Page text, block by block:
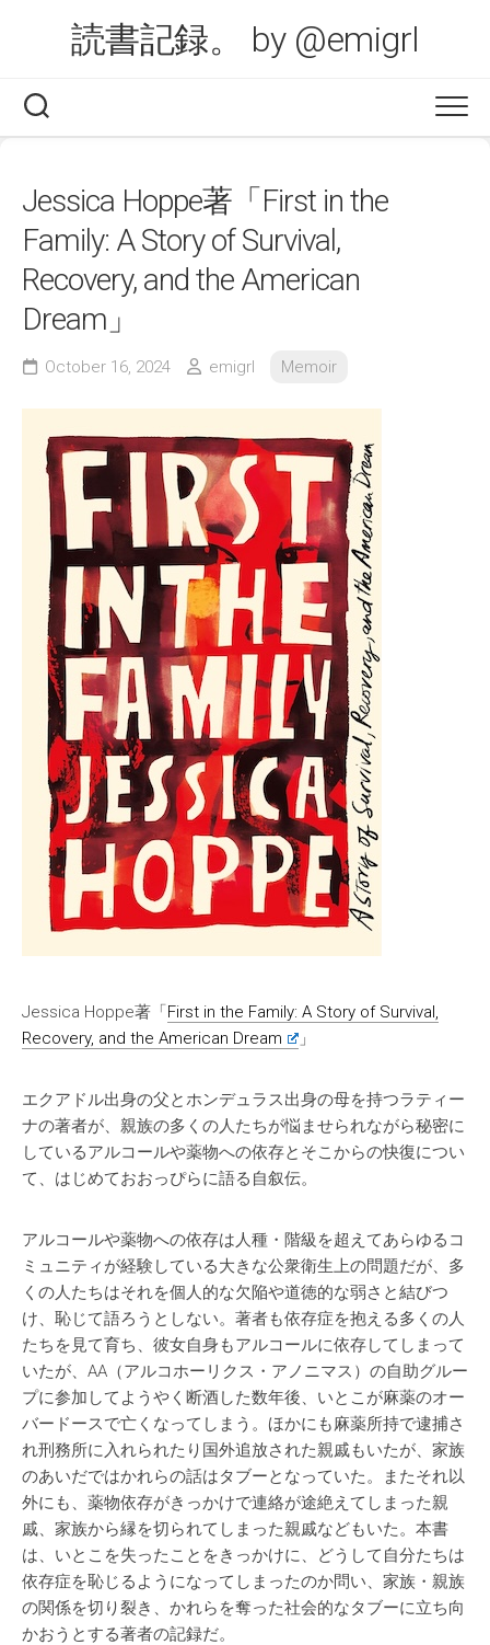
読書記録。 by @emigrl
Jessica Hoppe著「First in the
Family: A Story of Survival,
Recovery, and the American
Dream」
October 16, 2024 emigrl Memoir
Jessica Hoppe著「First in the Family: A Story of Survival,
Recovery, and the American Dream
」
エクアドル出身の父とホンデュラス出身の母を持つラティー
ナの著者が、親族の多くの人たちが悩ませられながら秘密に
しているアルコールや薬物への依存とそこからの快復につい
て、はじめておおっぴらに語る自叙伝。
アルコールや薬物への依存は人種・階級を超えてあらゆるコ
ミュニティが経験している大きな公衆衛生上の問題だが、多
くの人たちはそれを個人的な欠陥や道徳的な弱さと結びつ
け、恥じて語ろうとしない。著者も依存症を抱える多くの人
たちを見て育ち、彼女自身もアルコールに依存してしまって
いたが、AA（アルコホーリクス・アノニマス）の自助グルー
プに参加してようやく断酒した数年後、いとこが麻薬のオー
バードースで亡くなってしまう。ほかにも麻薬所持で逮捕さ
れ刑務所に入れられたり国外追放された親戚もいたが、家族
のあいだではかれらの話はタブーとなっていた。またそれ以
外にも、薬物依存がきっかけで連絡が途絶えてしまった親
戚、家族から縁を切られてしまった親戚などもいた。本書
は、いとこを失ったことをきっかけに、どうして自分たちは
依存症を恥じるようになってしまったのか問い、家族・親族
の関係を切り裂き、かれらを奪った社会的なタブーに立ち向
かおうとする著者の記録だ。